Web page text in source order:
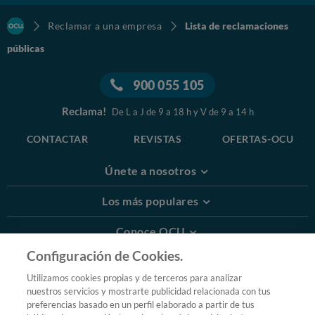
Reclamar a una empresa
Lista de reclamaciones
públicas
900 055 105
Reclama! De L a J de 9 a 18 h y V de 9 a 14 h
CONTACTAR REVISTAS OFERTAS-OCU
Únete a nosotros
Los más populares
Conoce OCU
Más Información
© 2026 OCU
Condiciones generales de contratación de OCU
Configuración de Cookies.
Utilizamos cookies propias y de terceros para analizar
nuestros servicios y mostrarte publicidad relacionada con tus
preferencias basado en un perfil elaborado a partir de tus